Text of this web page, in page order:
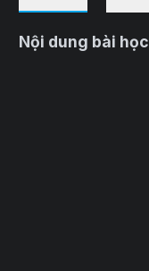
Nội dung bài học